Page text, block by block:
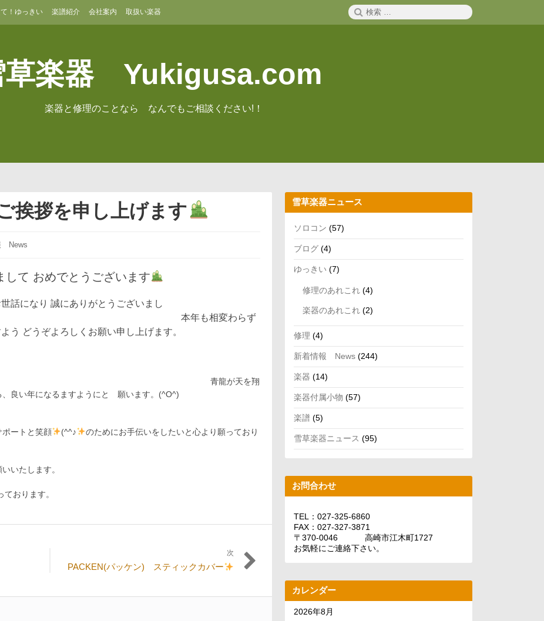
！ゆっきい 楽譜紹介 会社案内 取扱い楽器
検
索:
草楽器 Yukigusa.com
楽器と修理のことなら なんでもご相談ください!！
挨拶を申し上げます
News
して おめでとうございます
世話になり 誠にありがとうございまし
も相変わらず
う どうぞよろしくお願い申し上げます。
龍が天を翔
、良い年になるますようにと 願います。(^O^)
ートと笑顔 (^^♪ のためにお手伝いをしたいと心より願っており
ろしくお願いいたします。
おります。
次
稿:
PACKEN(パッケン) スティックカバー
雪草楽器ニュース
ソロコン (57)
ブログ (4)
ゆっきい (7)
修理のあれこれ (4)
楽器のあれこれ (2)
修理 (4)
新着情報 News (244)
楽器 (14)
楽器付属小物 (57)
楽譜 (5)
雪草楽器ニュース (95)
お問合わせ
TEL：027-325-6860
FAX：027-327-3871
〒370-0046 高崎市江木町1727
お気軽にご連絡下さい。
カレンダー
2026年8月